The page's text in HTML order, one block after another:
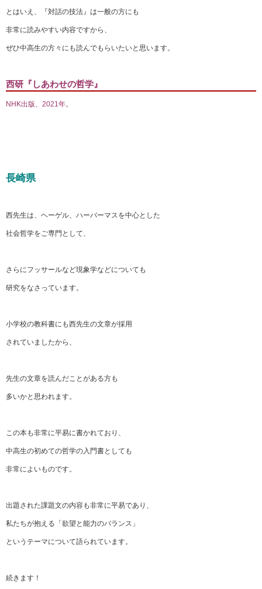
とはいえ、『対話の技法』は一般の方にも
非常に読みやすい内容ですから、
ぜひ中高生の方々にも読んでもらいたいと思います。
西研『しあわせの哲学』
NHK出版、2021年。
長崎県
西先生は、ヘーゲル、ハーバーマスを中心とした
社会哲学をご専門として、
さらにフッサールなど現象学などについても
研究をなさっています。
小学校の教科書にも西先生の文章が採用
されていましたから、
先生の文章を読んだことがある方も
多いかと思われます。
この本も非常に平易に書かれており、
中高生の初めての哲学の入門書としても
非常によいものです。
出題された課題文の内容も非常に平易であり、
私たちが抱える「欲望と能力のバランス」
というテーマについて語られています。
続きます！